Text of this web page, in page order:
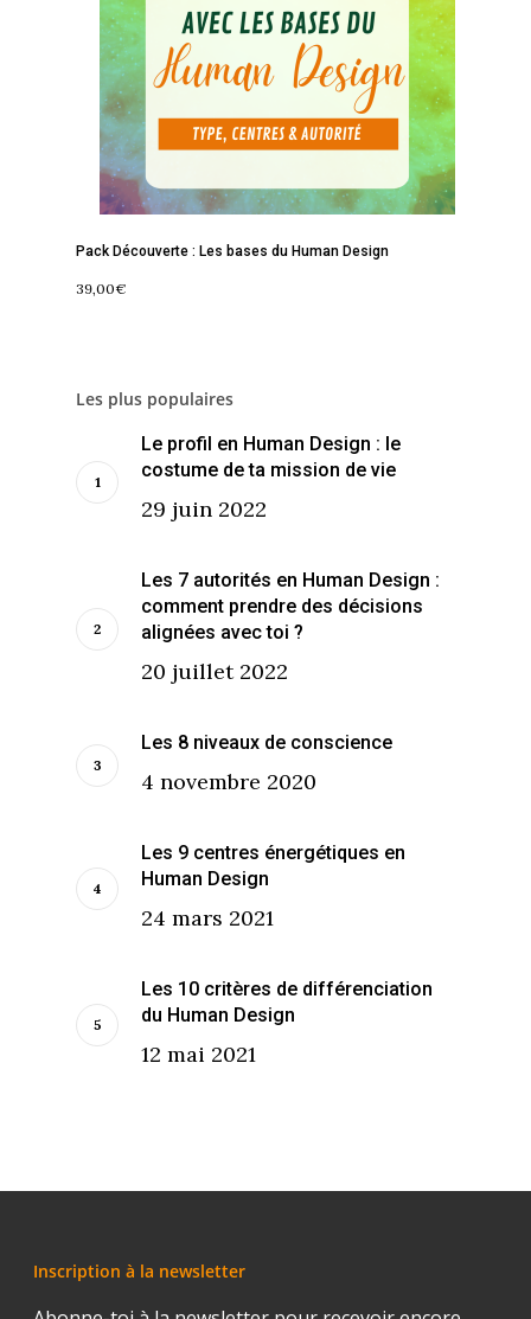
Pack Découverte : Les bases du Human Design
39,00€
Les plus populaires
Le profil en Human Design : le
costume de ta mission de vie
29 juin 2022
Les 7 autorités en Human Design :
comment prendre des décisions
alignées avec toi ?
20 juillet 2022
Les 8 niveaux de conscience
4 novembre 2020
Les 9 centres énergétiques en
Human Design
24 mars 2021
Les 10 critères de différenciation
du Human Design
12 mai 2021
Inscription à la newsletter
La Boussole
Libération
Renaissance
Amour & Guérison
Membership
Contact